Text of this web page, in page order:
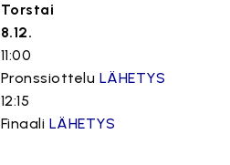
Torstai
8.12.
11:00
Pronssiottelu LÄHETYS
12:15
Finaali LÄHETYS